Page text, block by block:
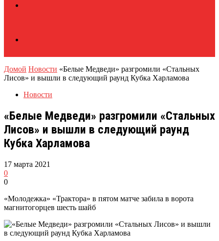
Домой Новости «Белые Медведи» разгромили «Стальных
Лисов» и вышли в следующий раунд Кубка Харламова
Новости
«Белые Медведи» разгромили «Стальных
Лисов» и вышли в следующий раунд
Кубка Харламова
17 марта 2021
0
0
«Молодежка» «Трактора» в пятом матче забила в ворота
магнитогорцев шесть шайб